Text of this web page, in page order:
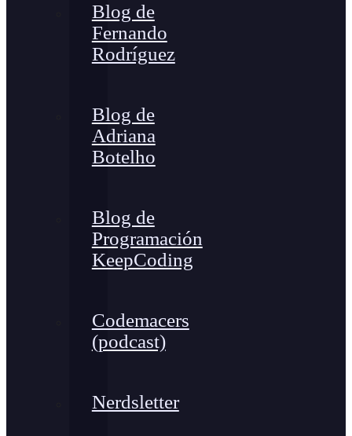
Blog de
Fernando
Rodríguez
Blog de
Adriana
Botelho
Blog de
Programación
KeepCoding
Codemacers
(podcast)
Nerdsletter